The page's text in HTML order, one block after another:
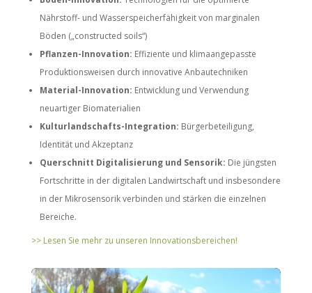
Nährstoff- und Wasserspeicherfähigkeit von marginalen
Böden („constructed soils“)
Pflanzen-Innovation: Effiziente und klimaangepasste
Produktionsweisen durch innovative Anbautechniken
Material-Innovation: Entwicklung und Verwendung
neuartiger Biomaterialien
Kulturlandschafts-Integration: Bürgerbeteiligung,
Identität und Akzeptanz
Querschnitt Digitalisierung und Sensorik: Die jüngsten
Fortschritte in der digitalen Landwirtschaft und insbesondere
in der Mikrosensorik verbinden und stärken die einzelnen
Bereiche.
>> Lesen Sie mehr zu unseren Innovationsbereichen!